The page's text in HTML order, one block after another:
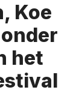
Koe
het